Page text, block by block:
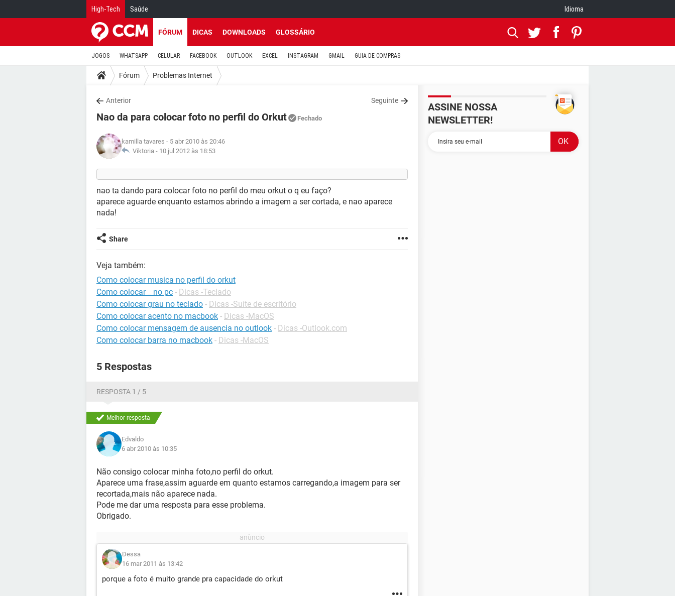
High-Tech Saúde Idioma
FÓRUM DICAS DOWNLOADS GLOSSÁRIO
JOGOS WHATSAPP CELULAR FACEBOOK OUTLOOK EXCEL INSTAGRAM GMAIL GUIA DE COMPRAS
Fórum Problemas Internet
Anterior Seguinte
Nao da para colocar foto no perfil do Orkut Fechado
kamilla tavares - 5 abr 2010 às 20:46
Viktoria - 10 jul 2012 às 18:53
nao ta dando para colocar foto no perfil do meu orkut o q eu faço?
aparece aguarde enquanto estamos abrindo a imagem a ser cortada, e nao aparece
nada!
Share
Veja também:
Como colocar musica no perfil do orkut
Como colocar _ no pc - Dicas -Teclado
Como colocar grau no teclado - Dicas -Suíte de escritório
Como colocar acento no macbook - Dicas -MacOS
Como colocar mensagem de ausencia no outlook - Dicas -Outlook.com
Como colocar barra no macbook - Dicas -MacOS
5 Respostas
RESPOSTA 1 / 5
Melhor resposta
Edvaldo
6 abr 2010 às 10:35
Não consigo colocar minha foto,no perfil do orkut.
Aparece uma frase,assim aguarde em quanto estamos carregando,a imagem para ser
recortada,mais não aparece nada.
Pode me dar uma resposta para esse problema.
Obrigado.
Dessa
16 mar 2011 às 13:42
porque a foto é muito grande pra capacidade do orkut
ASSINE NOSSA
NEWSLETTER!